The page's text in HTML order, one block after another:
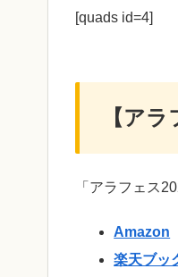
[quads id=4]
【ア
「アラフェス
Amazon
楽天ブッ